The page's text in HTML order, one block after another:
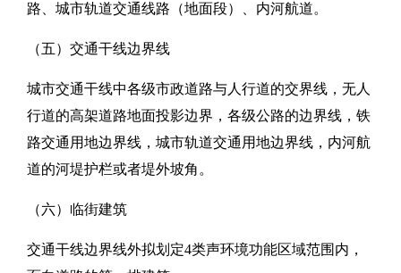
路、城市轨道交通线路（地面段）、内河航道。
（五）交通干线边界线
城市交通干线中各级市政道路与人行道的交界线，无人
行道的高架道路地面投影边界，各级公路的边界线，铁
路交通用地边界线，城市轨道交通用地边界线，内河航
道的河堤护栏或者堤外坡角。
（六）临街建筑
交通干线边界线外拟划定4类声环境功能区域范围内，